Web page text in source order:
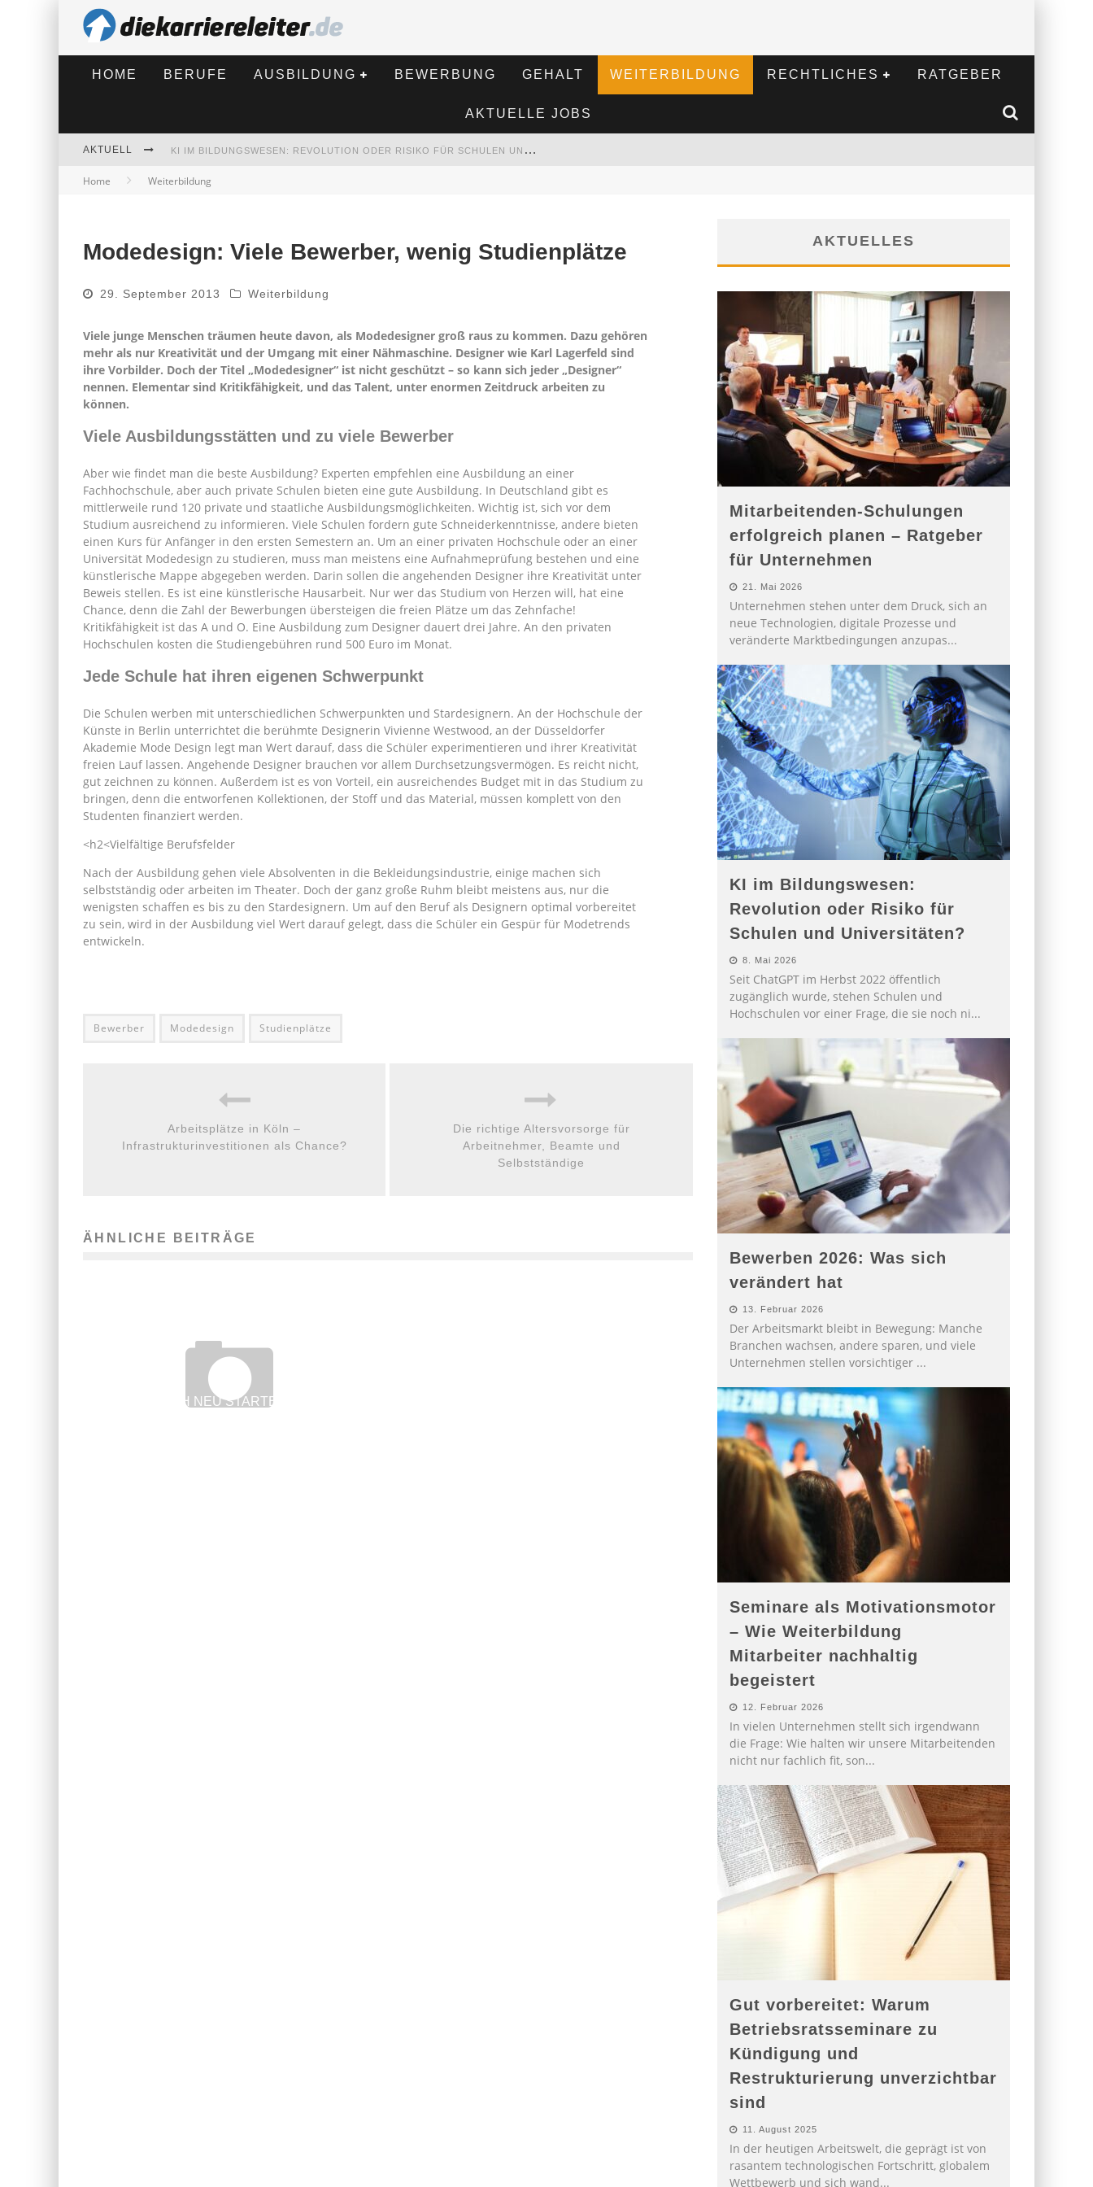
HOME BERUFE AUSBILDUNG BEWERBUNG GEHALT WEITERBILDUNG RECHTLICHES RATGEBER
AKTUELLE JOBS
AKTUELL K
I IM BILDUNGSWESEN: REVOLUTION ODER RISIKO FÜR SCHULEN UND UNIVERSITÄTEN?
BEWERBEN 2026: WAS SICH VERÄNDERT HAT
M
ITARBEITENDEN-SCHULUNGEN ERFOLGREICH PLANEN – RATGEBER FÜR UNTERNEHMEN
Home Weiterbildung
Modedesign: Viele Bewerber, wenig Studienplätze
29. September 2013 Weiterbildung
Viele junge Menschen träumen heute davon, als Modedesigner groß raus zu kommen. Dazu gehören
mehr als nur Kreativität und der Umgang mit einer Nähmaschine. Designer wie Karl Lagerfeld sind
ihre Vorbilder. Doch der Titel „Modedesigner“ ist nicht geschützt – so kann sich jeder „Designer“
nennen. Elementar sind Kritikfähigkeit, und das Talent, unter enormen Zeitdruck arbeiten zu
können.
Viele Ausbildungsstätten und zu viele Bewerber
Aber wie findet man die beste Ausbildung? Experten empfehlen eine Ausbildung an einer
Fachhochschule, aber auch private Schulen bieten eine gute Ausbildung. In Deutschland gibt es
mittlerweile rund 120 private und staatliche Ausbildungsmöglichkeiten. Wichtig ist, sich vor dem
Studium ausreichend zu informieren. Viele Schulen fordern gute Schneiderkenntnisse, andere bieten
einen Kurs für Anfänger in den ersten Semestern an. Um an einer privaten Hochschule oder an einer
Universität Modedesign zu studieren, muss man meistens eine Aufnahmeprüfung bestehen und eine
künstlerische Mappe abgegeben werden. Darin sollen die angehenden Designer ihre Kreativität unter
Beweis stellen. Es ist eine künstlerische Hausarbeit. Nur wer das Studium von Herzen will, hat eine
Chance, denn die Zahl der Bewerbungen übersteigen die freien Plätze um das Zehnfache!
Kritikfähigkeit ist das A und O. Eine Ausbildung zum Designer dauert drei Jahre. An den privaten
Hochschulen kosten die Studiengebühren rund 500 Euro im Monat.
Jede Schule hat ihren eigenen Schwerpunkt
Die Schulen werben mit unterschiedlichen Schwerpunkten und Stardesignern. An der Hochschule der
Künste in Berlin unterrichtet die berühmte Designerin Vivienne Westwood, an der Düsseldorfer
Akademie Mode Design legt man Wert darauf, dass die Schüler experimentieren und ihrer Kreativität
freien Lauf lassen. Angehende Designer brauchen vor allem Durchsetzungsvermögen. Es reicht nicht,
gut zeichnen zu können. Außerdem ist es von Vorteil, ein ausreichendes Budget mit in das Studium zu
bringen, denn die entworfenen Kollektionen, der Stoff und das Material, müssen komplett von den
Studenten finanziert werden.
<h2<Vielfältige Berufsfelder
Nach der Ausbildung gehen viele Absolventen in die Bekleidungsindustrie, einige machen sich
selbstständig oder arbeiten im Theater. Doch der ganz große Ruhm bleibt meistens aus, nur die
wenigsten schaffen es bis zu den Stardesignern. Um auf den Beruf als Designern optimal vorbereitet
zu sein, wird in der Ausbildung viel Wert darauf gelegt, dass die Schüler ein Gespür für Modetrends
entwickeln.
Bewerber Modedesign Studienplätze
Arbeitsplätze in Köln –
Infrastrukturinvestitionen als Chance?
Die richtige Altersvorsorge für
Arbeitnehmer, Beamte und
Selbstständige
ÄHNLICHE BEITRÄGE
ERFOLGREICH NEU STARTEN – AUCH MIT
AKTUELLES
Mitarbeitenden-Schulungen
erfolgreich planen – Ratgeber
für Unternehmen
21. Mai 2026
Unternehmen stehen unter dem Druck, sich an
neue Technologien, digitale Prozesse und
veränderte Marktbedingungen anzupas...
KI im Bildungswesen:
Revolution oder Risiko für
Schulen und Universitäten?
8. Mai 2026
Seit ChatGPT im Herbst 2022 öffentlich
zugänglich wurde, stehen Schulen und
Hochschulen vor einer Frage, die sie noch ni...
Bewerben 2026: Was sich
verändert hat
13. Februar 2026
Der Arbeitsmarkt bleibt in Bewegung: Manche
Branchen wachsen, andere sparen, und viele
Unternehmen stellen vorsichtiger ...
Seminare als Motivationsmotor
– Wie Weiterbildung
Mitarbeiter nachhaltig
begeistert
12. Februar 2026
In vielen Unternehmen stellt sich irgendwann
die Frage: Wie halten wir unsere Mitarbeitenden
nicht nur fachlich fit, son...
Gut vorbereitet: Warum
Betriebsratsseminare zu
Kündigung und
Restrukturierung unverzichtbar
sind
11. August 2025
In der heutigen Arbeitswelt, die geprägt ist von
rasantem technologischen Fortschritt, globalem
Wettbewerb und sich wand...